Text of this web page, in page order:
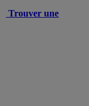
Trouver une